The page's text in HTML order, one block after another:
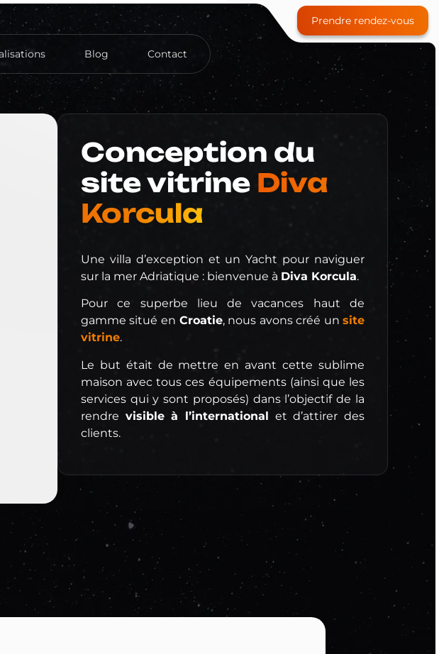
Prendre rendez-vous
Blog Contact
Site e-commerce
Naturel (SEO) Référencement payant (SEA)
Conception du
site vitrine Diva
Korcula
Une villa d’exception et un Yacht pour naviguer
sur la mer Adriatique : bienvenue à Diva Korcula.
Pour ce superbe lieu de vacances haut de
gamme situé en Croatie, nous avons créé unsite
vitrine.
Le but était de mettre en avant cette sublime
maison avec tous ces équipements (ainsi que les
services qui y sont proposés) dans l’objectif de la
rendre visible à l’international et d’attirer des
clients.